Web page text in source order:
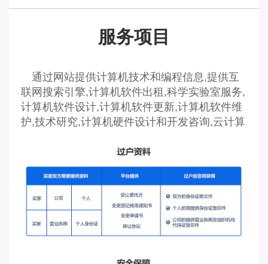
服务项目
通过网站提供计算机技术和编程信息,提供互
联网搜索引擎,计算机软件出租,科学实验室服务,
计算机软件设计,计算机软件更新,计算机软件维
护,技术研究,计算机硬件设计和开发咨询,云计算